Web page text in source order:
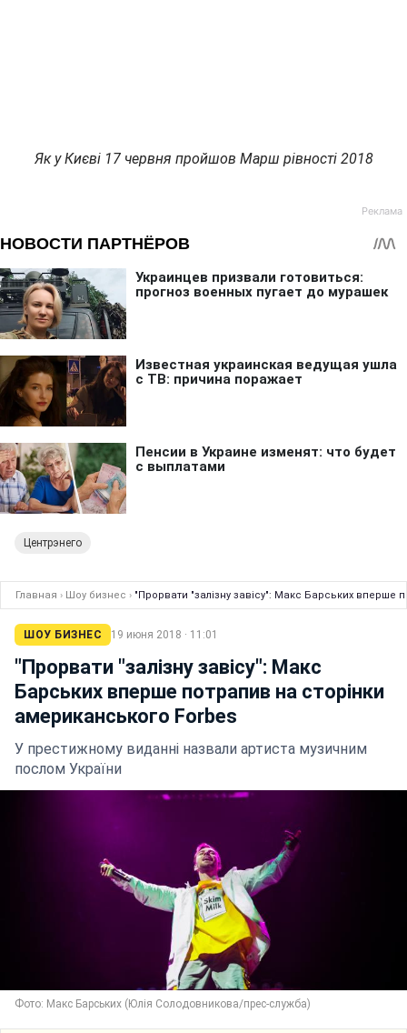
Як у Києві 17 червня пройшов Марш рівності 2018
Центрэнего
Главная › Шоу бизнес › "Прорвати "залізну завісу": Макс Барських вперше
ШОУ БИЗНЕС 19 июня 2018 · 11:01
"Прорвати "залізну завісу": Макс
Барських вперше потрапив на сторінки
американського Forbes
У престижному виданні назвали артиста музичним
послом України
Фото: Макс Барських (Юлія Солодовникова/прес-служба)